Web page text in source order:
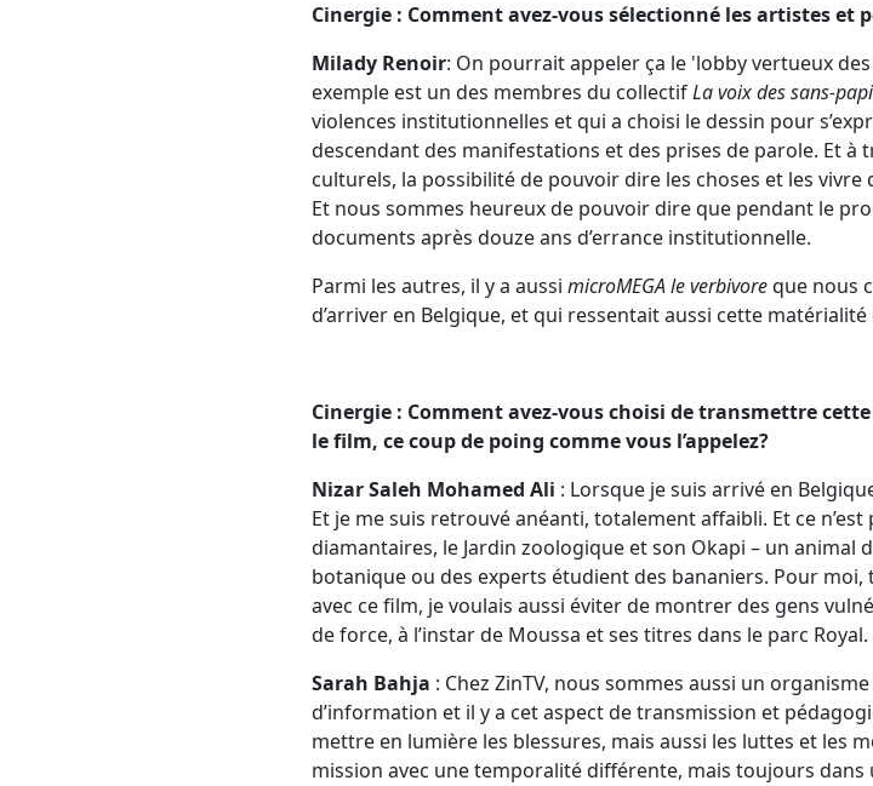
Cinergie : Comment avez-vous sélectionné les artistes et
Milady Renoir: On pourrait appeler ça le 'lobby vertueux
exemple est un des membres du collectifLa voix des sans-
violences institutionnelles et qui a choisi le dessin pour
descendant des manifestations et des prises de parole. Et à
culturels, la possibilité de pouvoir dire les choses et les vivre
Et nous sommes heureux de pouvoir dire que pendant le
documents après douze ans d’errance institutionnelle.
Parmi les autres, il y a aussi microMEGA le verbivoreque nous
d’arriver en Belgique, et qui ressentait aussi cette
Cinergie : Comment avez-vous choisi de transmettre
le film, ce coup de poing comme vous l’appelez?
Nizar Saleh Mohamed Ali : Lorsque je suis arrivé en
Et je me suis retrouvé anéanti, totalement affaibli. Et ce n’est
diamantaires, le Jardin zoologique et son Okapi – un animal
botanique ou des experts étudient des bananiers. Pour moi,
avec ce film, je voulais aussi éviter de montrer des gens
de force, à l’instar de Moussa et ses titres dans le parc Royal.
Sarah Bahja : Chez ZinTV, nous sommes aussi un
d’information et il y a cet aspect de transmission et
mettre en lumière les blessures, mais aussi les luttes et les
mission avec une temporalité différente, mais toujours